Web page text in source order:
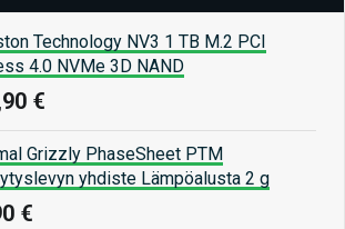
Technology NV3 1 TB M.2 PCI
4.0 NVMe 3D NAND
€
Grizzly PhaseSheet PTM
yhdiste Lämpöalusta 2 g
€